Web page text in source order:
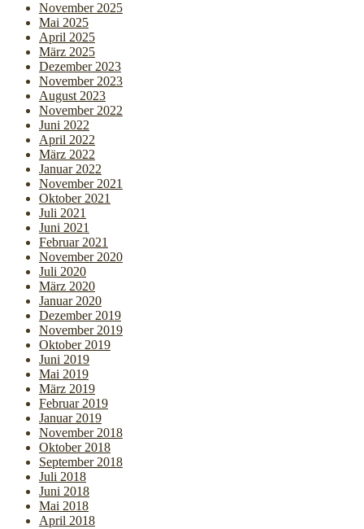
November 2025
Mai 2025
April 2025
März 2025
Dezember 2023
November 2023
August 2023
November 2022
Juni 2022
April 2022
März 2022
Januar 2022
November 2021
Oktober 2021
Juli 2021
Juni 2021
Februar 2021
November 2020
Juli 2020
März 2020
Januar 2020
Dezember 2019
November 2019
Oktober 2019
Juni 2019
Mai 2019
März 2019
Februar 2019
Januar 2019
November 2018
Oktober 2018
September 2018
Juli 2018
Juni 2018
Mai 2018
April 2018